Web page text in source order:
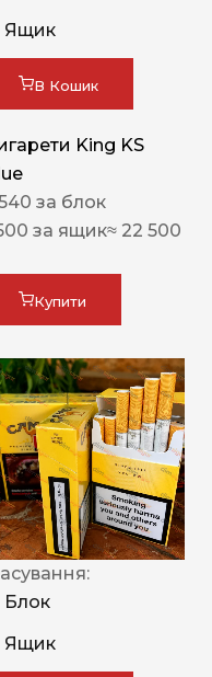
Ящик
В Кошик
King KS
за блок
за ящик≈ 22 500
Купити
Блок
Ящик